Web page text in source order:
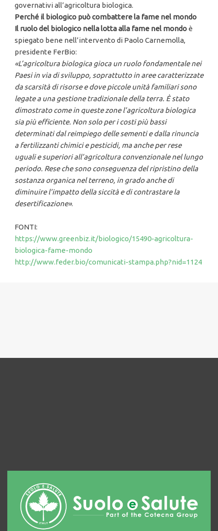
governativi all’agricoltura biologica.
Perché il biologico può combattere la fame nel mondo
Il ruolo del biologico nella lotta alla fame nel mondo è
spiegato bene nell’intervento di Paolo Carnemolla,
presidente FerBio:
«L’agricoltura biologica gioca un ruolo fondamentale nei
Paesi in via di sviluppo, soprattutto in aree caratterizzate
da scarsità di risorse e dove piccole unità familiari sono
legate a una gestione tradizionale della terra. È stato
dimostrato come in queste zone l’agricoltura biologica
sia più efficiente. Non solo per i costi più bassi
determinati dal reimpiego delle sementi e dalla rinuncia
a fertilizzanti chimici e pesticidi, ma anche per rese
uguali e superiori all’agricoltura convenzionale nel lungo
periodo. Rese che sono conseguenza del ripristino della
sostanza organica nel terreno, in grado anche di
diminuire l’impatto della siccità e di contrastare la
desertificazione».
FONTI:
https://www.greenbiz.it/biologico/15490-agricoltura-
biologica-fame-mondo
http://www.feder.bio/comunicati-stampa.php?nid=1124